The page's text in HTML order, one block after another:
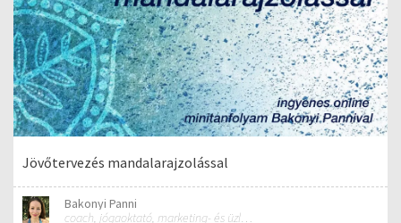
Jövőtervezés mandalarajzolással
Bakonyi Panni